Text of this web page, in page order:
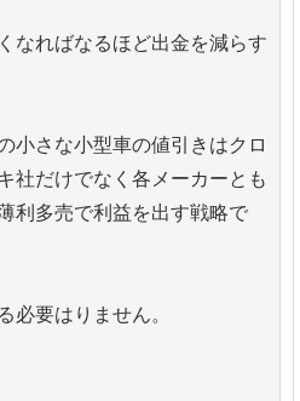
なればなるほど出金を減らす
小さな小型車の値引きはクロ
社だけでなく各メーカーとも
利多売で利益を出す戦略で
必要はりません。